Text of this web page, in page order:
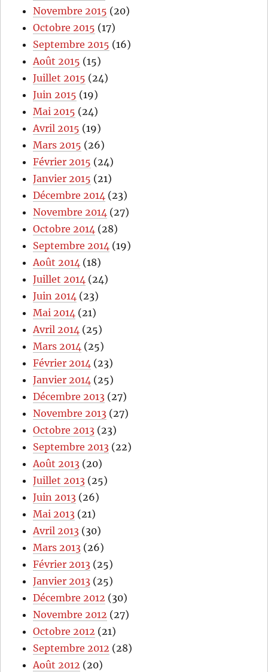
Novembre 2015 (20)
Octobre 2015 (17)
Septembre 2015 (16)
Août 2015 (15)
Juillet 2015 (24)
Juin 2015 (19)
Mai 2015 (24)
Avril 2015 (19)
Mars 2015 (26)
Février 2015 (24)
Janvier 2015 (21)
Décembre 2014 (23)
Novembre 2014 (27)
Octobre 2014 (28)
Septembre 2014 (19)
Août 2014 (18)
Juillet 2014 (24)
Juin 2014 (23)
Mai 2014 (21)
Avril 2014 (25)
Mars 2014 (25)
Février 2014 (23)
Janvier 2014 (25)
Décembre 2013 (27)
Novembre 2013 (27)
Octobre 2013 (23)
Septembre 2013 (22)
Août 2013 (20)
Juillet 2013 (25)
Juin 2013 (26)
Mai 2013 (21)
Avril 2013 (30)
Mars 2013 (26)
Février 2013 (25)
Janvier 2013 (25)
Décembre 2012 (30)
Novembre 2012 (27)
Octobre 2012 (21)
Septembre 2012 (28)
Août 2012 (20)